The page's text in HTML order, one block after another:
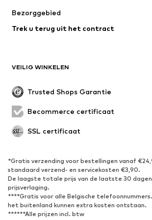
Bezorggebied
Trek u terug uit het contract
VEILIG WINKELEN
Trusted Shops Garantie
Becommerce certificaat
SSL certificaat
*Gratis verzending voor bestellingen vanaf
standaard verzend- en servicekosten €3,90.
De laagste totale prijs van de laatste 30
prijsverlaging.
****Gratis voor alle Belgische
het buitenland kunnen extra kosten ontstaan.
******Alle prijzen incl. btw